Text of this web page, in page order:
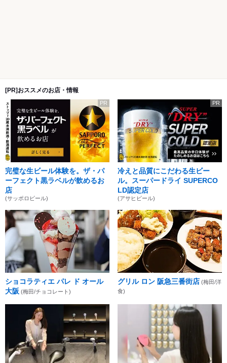
[PR]おススメのお店・情報
PR
完璧な生ビール体験を。ザ・パ
ーフェクト黒ラベルが飲めるお
店
(サッポロビール)
PR
冷えと品質にこだわる生ビー
ル。スーパードライ SUPERCO
LD認定店
(アサヒビール)
ショコラティエ パレ ド オール
大阪 (梅田/チョコレート)
グリル ロン 阪急三番街店 (梅田/洋
食)